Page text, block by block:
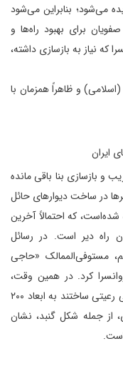
می‌شود؛ بنابراین می‌شود
برای بهبود راه‌ها و
که نیاز به بازسازی داشته،
و ظاهراً همزمان با
و بازسازی بنا باقی مانده
در ساخت دیوارهای حائل
که احتمالاً آخرین
راه دیر است. در رسائل
مستوفی‌الممالک «حاجی
کرد. در همین وقت،
قناتی هم کشیدند و در نزدیکی دیر گچین، بنایی رعیتی ساختند به ابعاد ۲۰۰
از جمله شکل گنبد، نشان